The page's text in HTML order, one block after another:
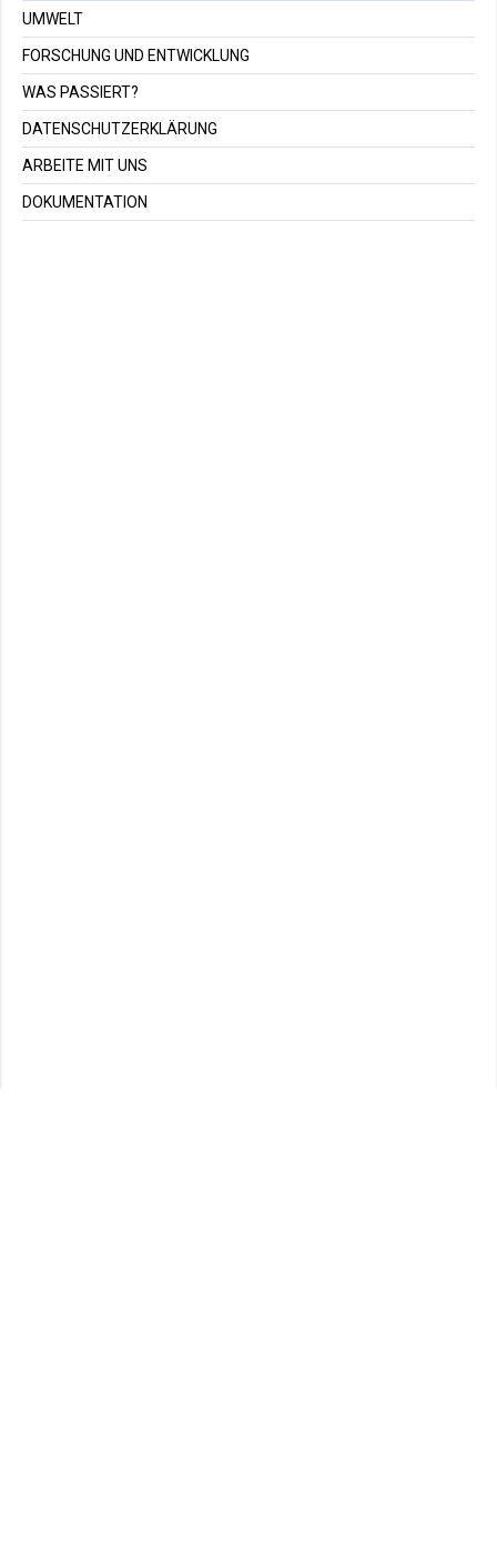
UMWELT
FORSCHUNG UND ENTWICKLUNG
WAS PASSIERT?
DATENSCHUTZERKLÄRUNG
ARBEITE MIT UNS
DOKUMENTATION